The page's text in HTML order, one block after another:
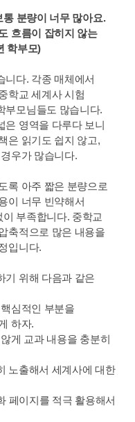
분량이 너무 많아요.
흐름이 잡히지 않는
학부모)
니다. 각종 매체에서
학교 세계사 시험
부모님들도 많습니다.
은 영역을 다루다 보니
은 읽기도 쉽지 않고,
우가 많습니다.
록 아주 짧은 분량으로
이 너무 빈약해서
부족합니다. 중학교
축적으로 많은 내용을
입니다.
기 위해 다음과 같은
심적인 부분을
하자.
게 교과 내용을 충분히
노출해서 세계사에 대한
페이지를 적극 활용해서